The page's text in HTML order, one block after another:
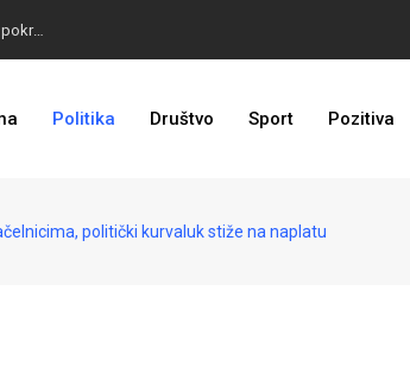
TROJKA U AKCIJI: Inicijativa za status Srebrenice pokrenuta
ZASTRAŠIVANJE I PRITISCI: Saslušane još 4 osobe, 26 na popisu
Politika Društvo Sport Pozitiva
politički kurvaluk stiže na naplatu